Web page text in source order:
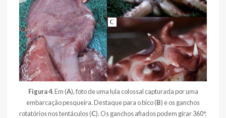
Figura 4. Em (A), foto de uma lula colossal capturada por uma
embarcação pesqueira. Destaque para o bico (B) e os ganchos
rotatórios nos tentáculos (C). Os ganchos afiados podem girar 360°,